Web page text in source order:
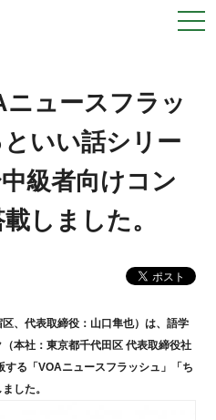
ュースフラッ
いい話シリー
級者向けコン
しました。
、代表取締役：山口隼也）は、語学
本社：東京都千代田区 代表取締役社
る「VOAニュースフラッシュ」「ち
した。